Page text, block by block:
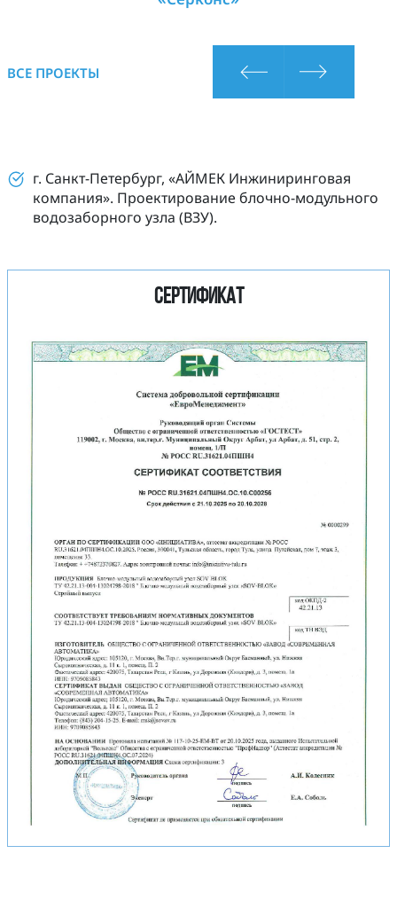
ВСЕ ПРОЕКТЫ
г. Санкт-Петербург, «АЙМЕК Инжиниринговая
компания». Проектирование блочно-модульного
водозаборного узла (ВЗУ).
Сертификат